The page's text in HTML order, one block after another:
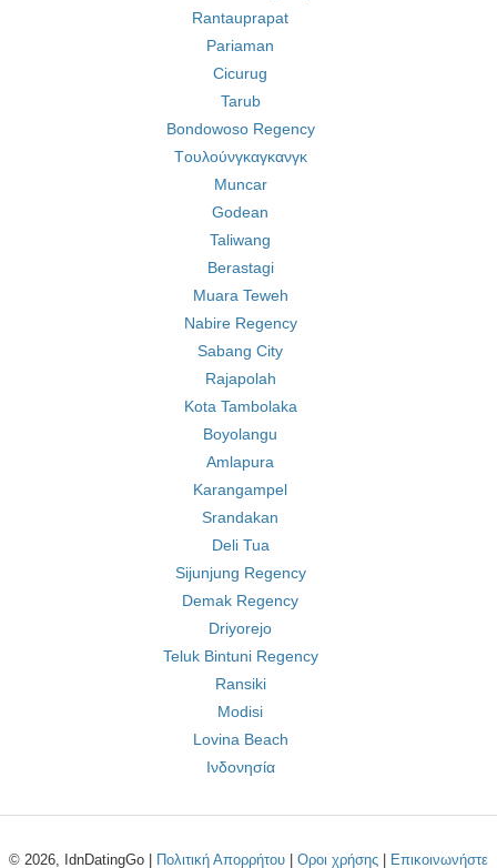
Rantauprapat
Pariaman
Cicurug
Tarub
Bondowoso Regency
Tουλούνγκαγκανγκ
Muncar
Godean
Taliwang
Berastagi
Muara Teweh
Nabire Regency
Sabang City
Rajapolah
Kota Tambolaka
Boyolangu
Amlapura
Karangampel
Srandakan
Deli Tua
Sijunjung Regency
Demak Regency
Driyorejo
Teluk Bintuni Regency
Ransiki
Modisi
Lovina Beach
Ινδονησία
© 2026, IdnDatingGo | Πολιτική Απορρήτου Οροι χρήσης Επικοινωνήστε